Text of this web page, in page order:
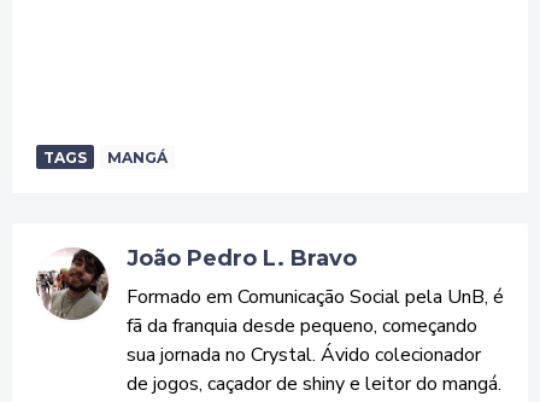
TAGS MANGÁ
João Pedro L. Bravo
Formado em Comunicação Social pela UnB, é
fã da franquia desde pequeno, começando
sua jornada no Crystal. Ávido colecionador
de jogos, caçador de shiny e leitor do mangá.